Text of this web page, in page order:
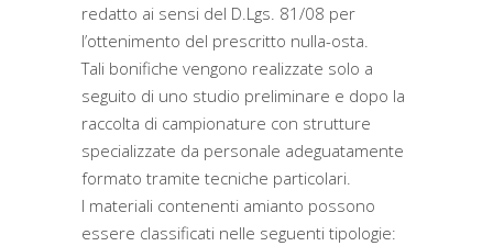
redatto ai sensi del D.Lgs. 81/08 per
l’ottenimento del prescritto nulla-osta.
Tali bonifiche vengono realizzate solo a
seguito di uno studio preliminare e dopo la
raccolta di campionature con strutture
specializzate da personale adeguatamente
formato tramite tecniche particolari.
I materiali contenenti amianto possono
essere classificati nelle seguenti tipologie: